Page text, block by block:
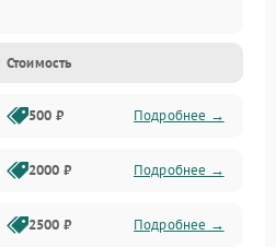
Стоимость
500 ₽ Подробнее →
2000 ₽ Подробнее →
2500 ₽ Подробнее →